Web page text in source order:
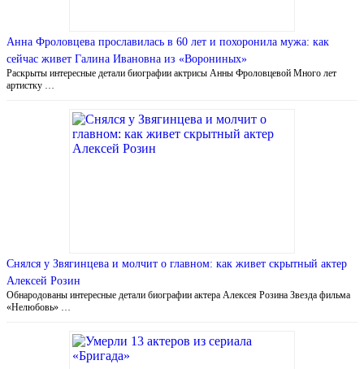
Анна Фроловцева прославилась в 60 лет и похоронила мужа: как
сейчас живет Галина Ивановна из «Ворониных»
Раскрыты интересные детали биографии актрисы Анны Фроловцевой Много лет
артистку …
Снялся у Звягинцева и молчит о главном: как живет скрытный актер
Алексей Розин
Обнародованы интересные детали биографии актера Алексея Розина Звезда фильма
«Нелюбовь» …